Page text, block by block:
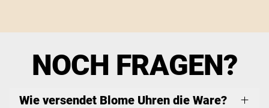
NOCH FRAGEN?
Wie versendet Blome Uhren die Ware?